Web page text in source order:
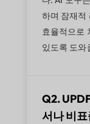
하며 잠재적
효율적으로
있도록 도와
Q2.
서나 비